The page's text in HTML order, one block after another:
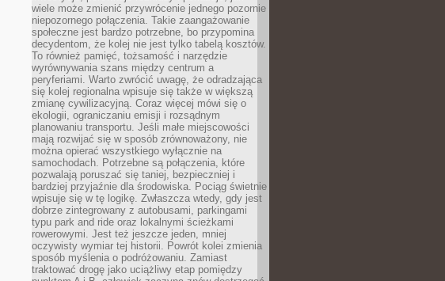
wiele może zmienić przywrócenie jednego pozornie
niepozornego połączenia. Takie zaangażowanie
społeczne jest bardzo potrzebne, bo przypomina
decydentom, że kolej nie jest tylko tabelą kosztów.
To również pamięć, tożsamość i narzędzie
wyrównywania szans między centrum a
peryferiami. Warto zwrócić uwagę, że odradzająca
się kolej regionalna wpisuje się także w większą
zmianę cywilizacyjną. Coraz więcej mówi się o
ekologii, ograniczaniu emisji i rozsądnym
planowaniu transportu. Jeśli małe miejscowości
mają rozwijać się w sposób zrównoważony, nie
można opierać wszystkiego wyłącznie na
samochodach. Potrzebne są połączenia, które
pozwalają poruszać się taniej, bezpieczniej i
bardziej przyjaźnie dla środowiska. Pociąg świetnie
wpisuje się w tę logikę. Zwłaszcza wtedy, gdy jest
dobrze zintegrowany z autobusami, parkingami
typu park and ride oraz lokalnymi ścieżkami
rowerowymi. Jest też jeszcze jeden, mniej
oczywisty wymiar tej historii. Powrót kolei zmienia
sposób myślenia o podróżowaniu. Zamiast
traktować drogę jako uciążliwy etap pomiędzy